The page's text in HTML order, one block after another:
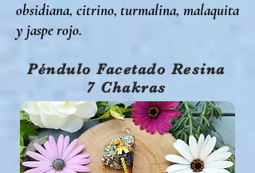
obsidiana, citrino, turmalina, malaquita
y jaspe rojo.
Péndulo Facetado Resina
7 Chakras